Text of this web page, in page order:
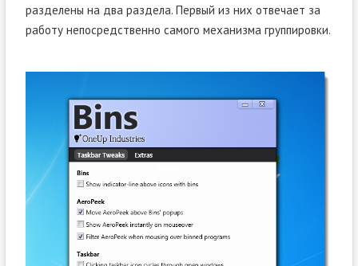
разделены на два раздела. Первый из них отвечает за
работу непосредственно самого механизма группировки.